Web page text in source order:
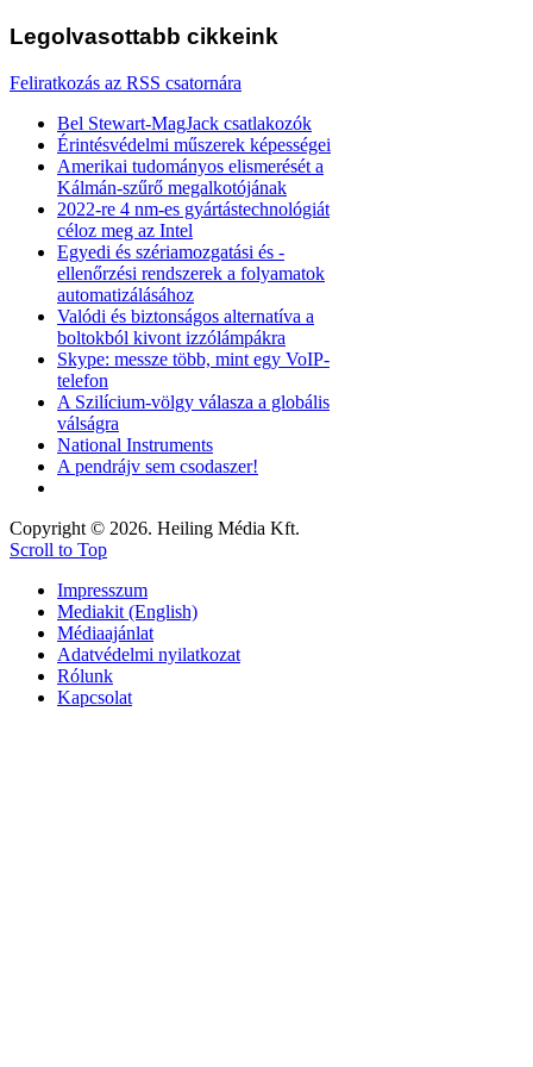
Legolvasottabb cikkeink
Feliratkozás az RSS csatornára
Bel Stewart-MagJack csatlakozók
Érintésvédelmi műszerek képességei
Amerikai tudományos elismerését a
Kálmán-szűrő megalkotójának
2022-re 4 nm-es gyártástechnológiát
céloz meg az Intel
Egyedi és szériamozgatási és -
ellenőrzési rendszerek a folyamatok
automatizálásához
Valódi és biztonságos alternatíva a
boltokból kivont izzólámpákra
Skype: messze több, mint egy VoIP-
telefon
A Szilícium-völgy válasza a globális
válságra
National Instruments
A pendrájv sem csodaszer!
Copyright © 2026. Heiling Média Kft.
Scroll to Top
Impresszum
Mediakit (English)
Médiaajánlat
Adatvédelmi nyilatkozat
Rólunk
Kapcsolat